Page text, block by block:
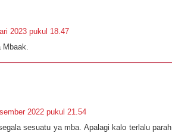
2023 pukul 18.47
Mbaak.
2022 pukul 21.54
sesuatu ya mba. Apalagi kalo terlalu